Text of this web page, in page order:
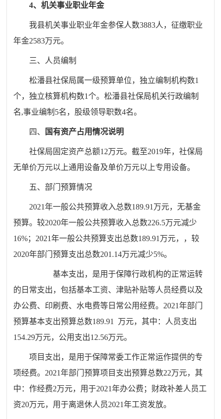
4、机关事业职业年金
我县机关事业职业年金参保人数3883人，征缴职业
年金2583万元。
三、人员编制
松潘县社保局属一级预算单位，独立编制机构数1
个，独立核算机构数1个。松潘县社保局机关行政编制
名,事业编制5名，股级领导职数4名。
四、 国有资产占用情况说明
社保局固定资产总额12万元。截至2019年，社保局
无单价万元以上通用设备及单价万元以上专用设备。
五、部门预算情况
2021年一般公共预算收入总数189.91万元，无基金
预算。较2020年一般公共预算收入总数226.5万元减少
16%；2021年一般公共预算支出总数189.91万元，，较
2020年部门预算支出总数201.14万元减少5%。
基本支出，是用于保障行政机构的正常运转
的日常支出，包括基本工资、津贴补贴等人员经费以及
办公费、印刷费、水电费等日常公用经费。 2021年部门
预算基本支出预算总数189.91 万元，其中：人员支出
154.29万元，公用支出12.56万元。
项目支出，是用于保障常委工作正常运作提供的专
项经费。 2021年部门预算项目支出预算总数22万元，其
中：作经费2万元，用于2021年办公费；财政补差人员工
资20万元，用于离退休人员2021年工资发放。